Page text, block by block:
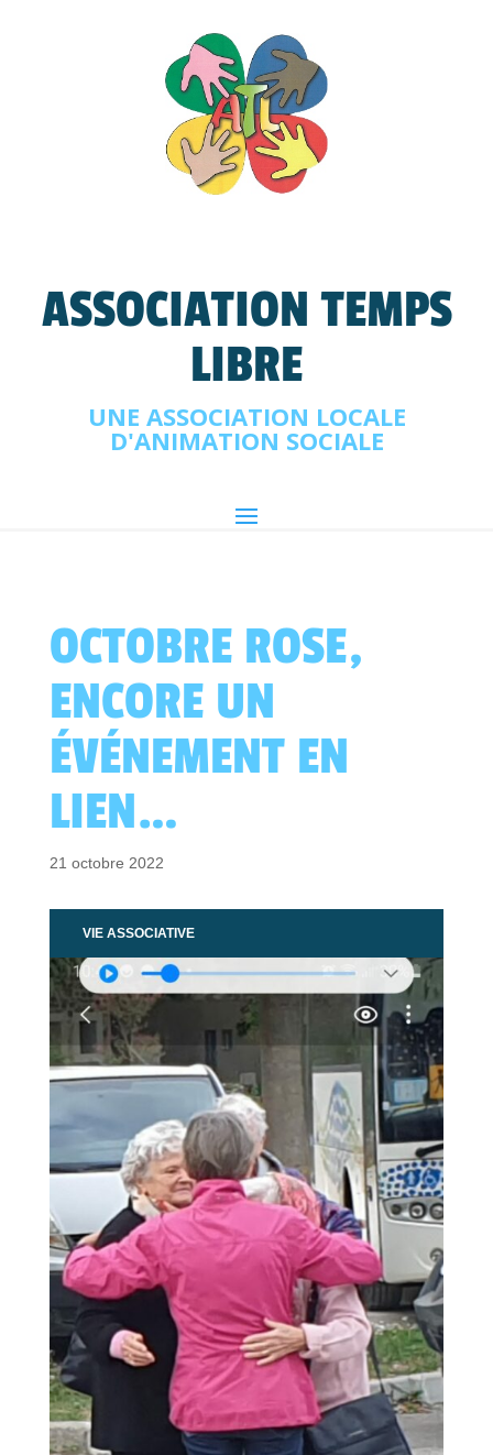
ASSOCIATION TEMPS
LIBRE
UNE ASSOCIATION LOCALE
D'ANIMATION SOCIALE
OCTOBRE ROSE,
ENCORE UN
ÉVÉNEMENT EN
LIEN…
21 octobre 2022
VIE ASSOCIATIVE